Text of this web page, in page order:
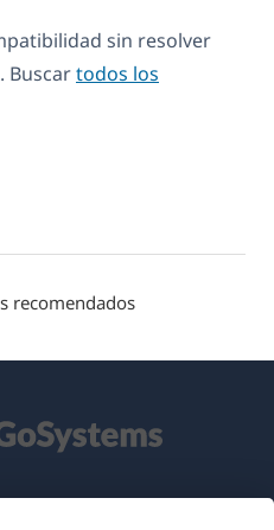
sin resolver
Buscartodos los
recomendados